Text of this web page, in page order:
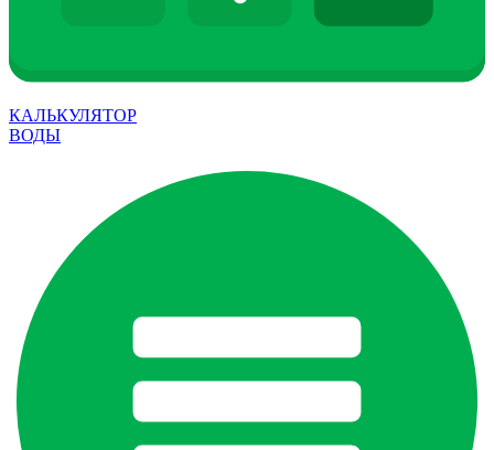
КАЛЬКУЛЯТОР
ВОДЫ